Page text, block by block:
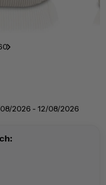
2026 - 12/08/2026